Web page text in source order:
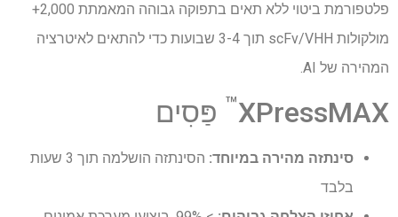
פלטפורמת ביטוי ללא תאים בתפוקה גבוהה המאמתת 2,000+
מולקולות scFv/VHH תוך 3-4 שבועות כדי להתאים לאיטרציה
המהירה של AI.
XPressMAX
™ פַּסִים
סינתזה מהירה במיוחד:
הסינתזה הושלמה תוך 3 שעות
בלבד